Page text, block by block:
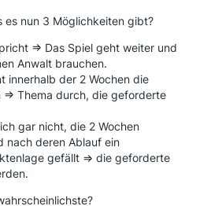
es nun 3 Möglichkeiten gibt?
=> Das Spiel geht weiter und
Anwalt brauchen.
innerhalb der 2 Wochen die
Thema durch, die geforderte
gar nicht, die 2 Wochen
nach deren Ablauf ein
gefällt => die geforderte